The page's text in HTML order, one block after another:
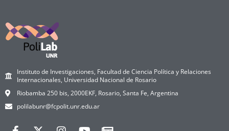
Instituto de Investigaciones, Facultad de Ciencia Política y Relaciones
Internacionales, Universidad Nacional de Rosario
Riobamba 250 bis, 2000EKF, Rosario, Santa Fe, Argentina
polilabunr@fcpolit.unr.edu.ar